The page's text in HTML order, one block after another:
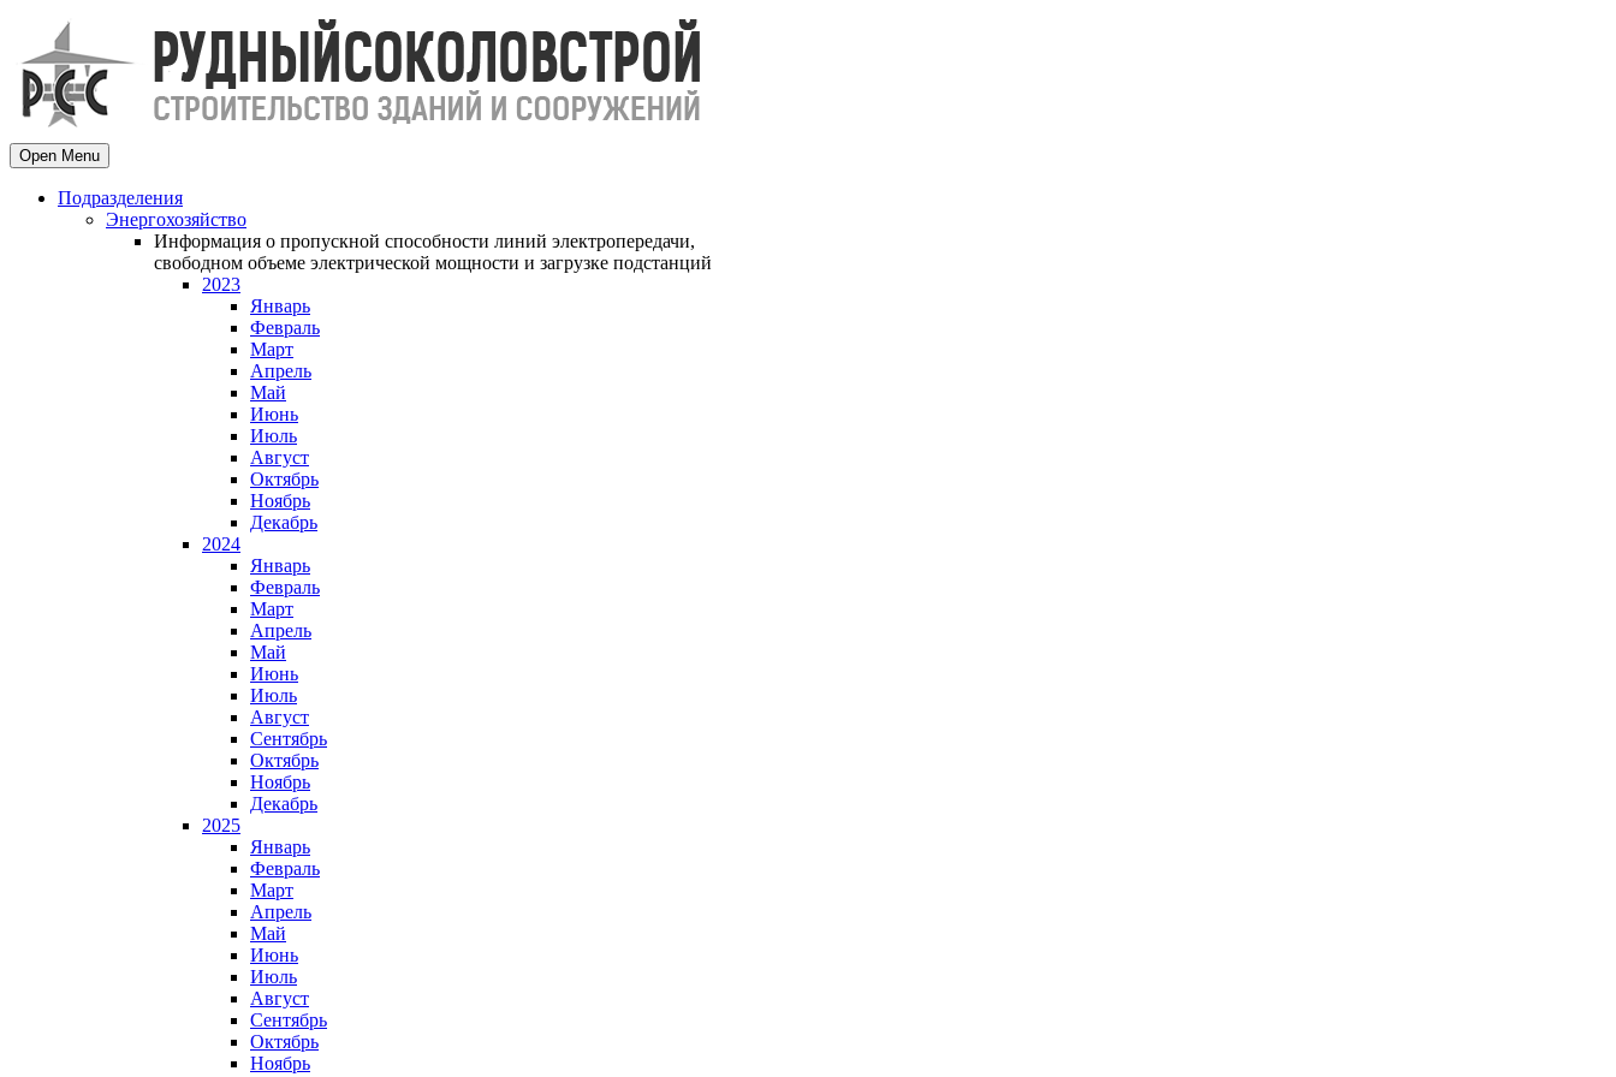
Open Menu
Подразделения
Энергохозяйство
Информация о пропускной способности линий электропередачи,
свободном объеме электрической мощности и загрузке подстанций
2023
Январь
Февраль
Март
Апрель
Май
Июнь
Июль
Август
Октябрь
Ноябрь
Декабрь
2024
Январь
Февраль
Март
Апрель
Май
Июнь
Июль
Август
Сентябрь
Октябрь
Ноябрь
Декабрь
2025
Январь
Февраль
Март
Апрель
Май
Июнь
Июль
Август
Сентябрь
Октябрь
Ноябрь